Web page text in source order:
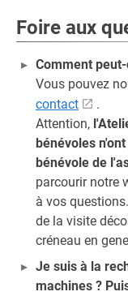
Foire aux
Comment
Vous pouvez
contact
.
Attention,
bénévoles
bénévole de
parcourir notre
à vos
de la visite
créneau en
Je suis à la
machines ?